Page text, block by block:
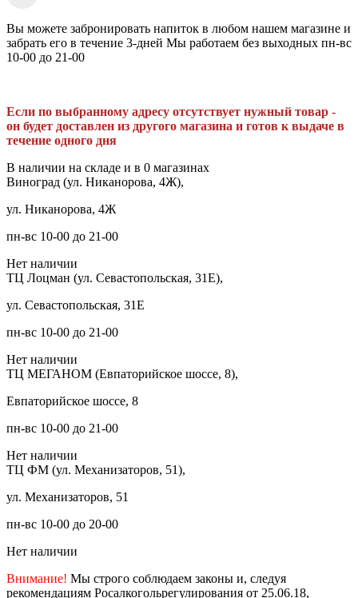
Вы можете забронировать напиток в любом нашем магазине и
забрать его в течение 3-дней Мы работаем без выходных пн-вс
10-00 до 21-00
Если по выбранному адресу отсутствует нужный товар -
он будет доставлен из другого магазина и готов к выдаче в
течение одного дня
В наличии на складе и в 0 магазинах
Виноград (ул. Никанорова, 4Ж),
ул. Никанорова, 4Ж
пн-вс 10-00 до 21-00
Нет наличии
ТЦ Лоцман (ул. Севастопольская, 31Е),
ул. Севастопольская, 31Е
пн-вс 10-00 до 21-00
Нет наличии
ТЦ МЕГАНОМ (Евпаторийское шоссе, 8),
Евпаторийское шоссе, 8
пн-вс 10-00 до 21-00
Нет наличии
ТЦ ФМ (ул. Механизаторов, 51),
ул. Механизаторов, 51
пн-вс 10-00 до 20-00
Нет наличии
Внимание! Мы строго соблюдаем законы и, следуя
рекомендациям Росалкогольрегулирования от 25.06.18,